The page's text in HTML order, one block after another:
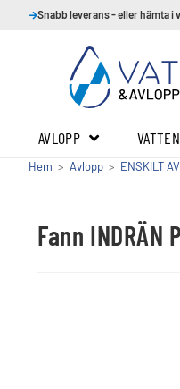
Snabb leverans - eller hämta i
AVLOPP VATTEN
Hem > Avlopp > ENSKILT
Fann INDRÄN